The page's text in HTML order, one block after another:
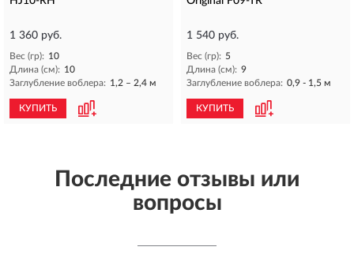
1 360 руб.
Вес (гр): 10
Длина (см): 10
Заглубление воблера: 1,2 – 2,4 м
КУПИТЬ
1 540 руб.
Вес (гр): 5
Длина (см): 9
Заглубление воблера: 0,9 - 1,5 м
КУПИТЬ
Последние отзывы или
вопросы